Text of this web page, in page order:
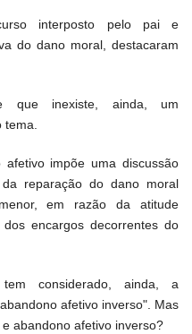
interposto pelo pai e
do dano moral, destacaram
que inexiste, ainda, um
impõe uma discussão
reparação do dano moral
em razão da atitude
encargos decorrentes do
tem considerado, ainda, a
afetivo inverso". Mas
abandono afetivo inverso?